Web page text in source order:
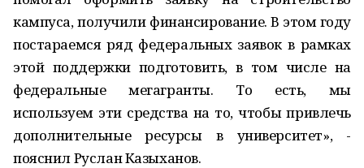
кампуса, получили финансирование. В этом году
постараемся ряд федеральных заявок в рамках
этой поддержки подготовить, в том числе на
федеральные мегагранты. То есть, мы
используем эти средства на то, чтобы привлечь
дополнительные ресурсы в университет», -
пояснил Руслан Казыханов.